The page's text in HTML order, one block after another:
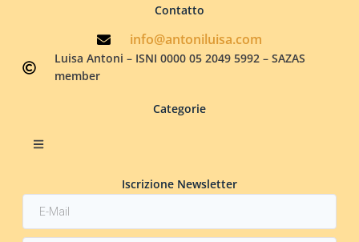
Contatto
info@antoniluisa.com
Luisa Antoni – ISNI 0000 05 2049 5992 – SAZAS
member
Categorie
Iscrizione Newsletter